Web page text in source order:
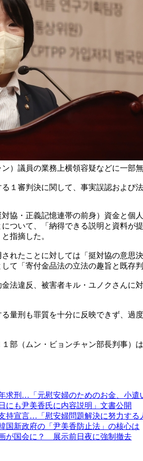
）議員の業務上横領容疑などに一部
１審判決に関して、事実誤認および
協・正義記憶連帯の前身）資金と個
ついて、「納得できる説明と資料
指摘した。
れたことに対しては「挺対協の意
て「寄付金品法の立法の趣旨と既存
法違反、被害者キル・ユノクさん
量刑も罪質を十分に反映できず、
部（ムン・ビョンチャン部長判事）
求刑…「元慰安婦のためのお金、小遣
にも尹美香氏に内容説明」文書公開
持宣言…「慰安婦問題解決に努力する
国新政府の「尹美香防止法」の核心は
が国会に？ 展示前日夜に強制撤去